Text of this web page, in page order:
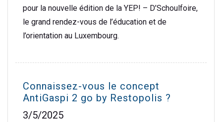
pour la nouvelle édition de la YEP! – D’Schoulfoire,
le grand rendez-vous de l’éducation et de
l’orientation au Luxembourg.
Connaissez-vous le concept
AntiGaspi 2 go by Restopolis ?
3/5/2025